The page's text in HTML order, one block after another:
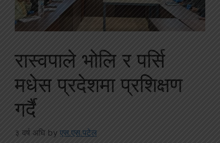
रास्वपाले भोलि र पर्सि
मधेस प्रदेशमा प्रशिक्षण
गर्दै
३ वर्ष अघि by एस.एस.पटेल